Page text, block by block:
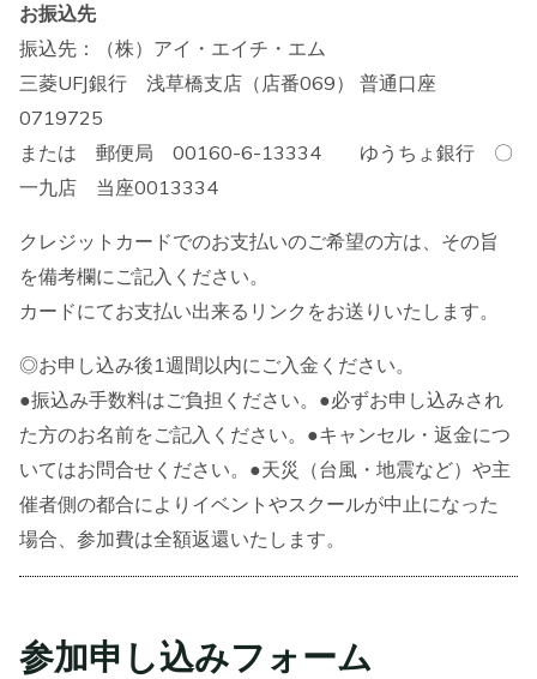
お振込先
振込先：（株）アイ・エイチ・エム
三菱UFJ銀行 浅草橋支店（店番069） 普通口座
0719725
または 郵便局 00160-6-13334 ゆうちょ銀行 〇
一九店 当座0013334
クレジットカードでのお支払いのご希望の方は、その旨
を備考欄にご記入ください。
カードにてお支払い出来るリンクをお送りいたします。
◎お申し込み後1週間以内にご入金ください。
●振込み手数料はご負担ください。●必ずお申し込みされ
た方のお名前をご記入ください。●キャンセル・返金につ
いてはお問合せください。●天災（台風・地震など）や主
催者側の都合によりイベントやスクールが中止になった
場合、参加費は全額返還いたします。
参加申し込みフォーム